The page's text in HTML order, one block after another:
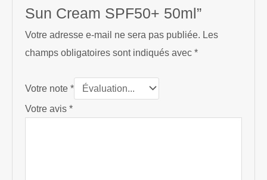
Sun Cream SPF50+ 50ml”
Votre adresse e-mail ne sera pas publiée. Les
champs obligatoires sont indiqués avec*
Votre note*
Votre avis*